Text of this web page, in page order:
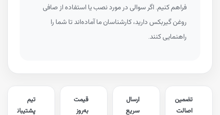
فراهم کنیم. اگر سوالی در مورد نصب یا استفاده از صافی
روغن گیربکس دارید، کارشناسان ما آماده‌اند تا شما را
راهنمایی کنند.
پشتیبان
قیمت
به‌روز
ارسال
سریع
تضمین
اصالت